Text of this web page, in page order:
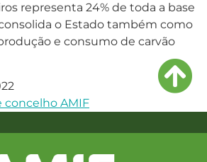
representa 24% de toda a base
o Estado também como
e consumo de carvão
concelho AMIF